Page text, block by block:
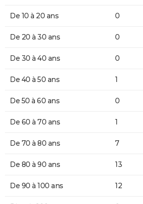
De 10 à 20 ans 0
De 20 à 30 ans 0
De 30 à 40 ans 0
De 40 à 50 ans 1
De 50 à 60 ans 0
De 60 à 70 ans 1
De 70 à 80 ans 7
De 80 à 90 ans 13
De 90 à 100 ans 12